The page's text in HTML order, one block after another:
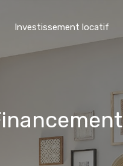
Investissement locatif